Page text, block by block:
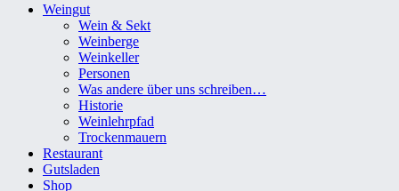
Weingut
Wein & Sekt
Weinberge
Weinkeller
Personen
Was andere über uns schreiben…
Historie
Weinlehrpfad
Trockenmauern
Restaurant
Gutsladen
Shop